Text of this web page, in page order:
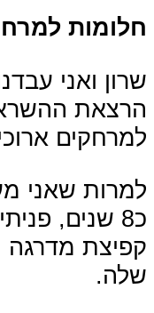
חלומות
שרון ואני
הרצאת
למרחקים
למרות שאני
כ8 שנים,
קפיצת מדרגה
שלה.